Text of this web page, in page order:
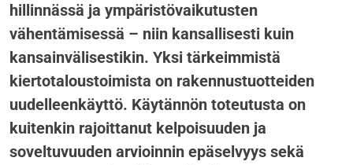
hillinnässä ja ympäristövaikutusten
vähentämisessä – niin kansallisesti kuin
kansainvälisestikin. Yksi tärkeimmistä
kiertotaloustoimista on rakennustuotteiden
uudelleenkäyttö. Käytännön toteutusta on
kuitenkin rajoittanut kelpoisuuden ja
soveltuvuuden arvioinnin epäselvyys sekä